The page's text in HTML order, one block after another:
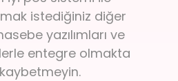
istediğiniz diğer
yazılımları ve
entegre olmakta